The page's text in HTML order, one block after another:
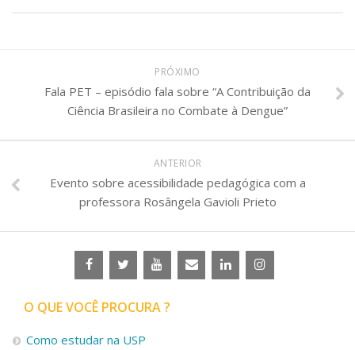
PRÓXIMO
Fala PET – episódio fala sobre “A Contribuição da
Ciência Brasileira no Combate à Dengue”
ANTERIOR
Evento sobre acessibilidade pedagógica com a
professora Rosângela Gavioli Prieto
O QUE VOCÊ PROCURA ?
Como estudar na USP